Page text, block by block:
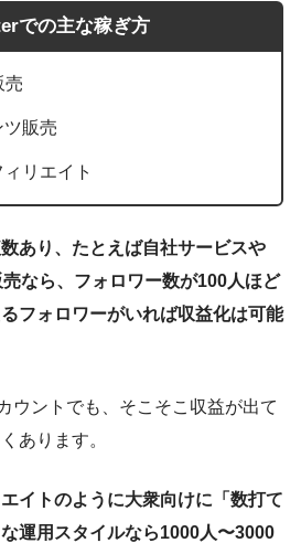
での主な稼ぎ方
売
ツ販売
リエイト
あり、たとえば自社サービスや
なら、フォロワー数が100人ほど
フォロワーがいれば収益化は可能
ウントでも、そこそこ収益が出て
あります。
イトのように大衆向けに「数打て
運用スタイルなら1000人〜3000